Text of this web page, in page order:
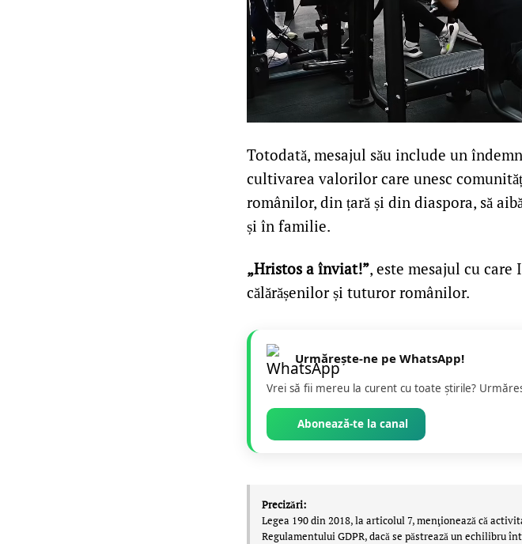
Totodată, mesajul său include un
cultivarea valorilor care unesc
românilor, din țară și din diaspora, să
și în familie.
„Hristos a înviat!”, este mesajul cu care
călărășenilor și tuturor românilor.
Urmărește-ne pe WhatsApp!
Vrei să fii mereu la curent cu toate știrile?
Abonează-te la canal
Precizări:
Legea 190 din 2018, la articolul 7, menţionează că
Regulamentului GDPR, dacă se păstrează un echilibru